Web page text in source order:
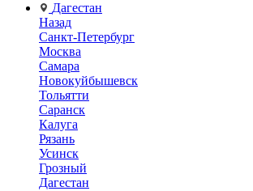
Дагестан
Назад
Санкт-Петербург
Москва
Самара
Новокуйбышевск
Тольятти
Саранск
Калуга
Рязань
Усинск
Грозный
Дагестан